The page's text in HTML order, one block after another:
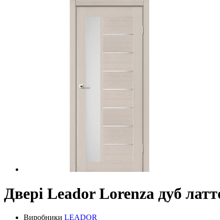
Двері Leador Lorenza дуб
Виробники LEADOR